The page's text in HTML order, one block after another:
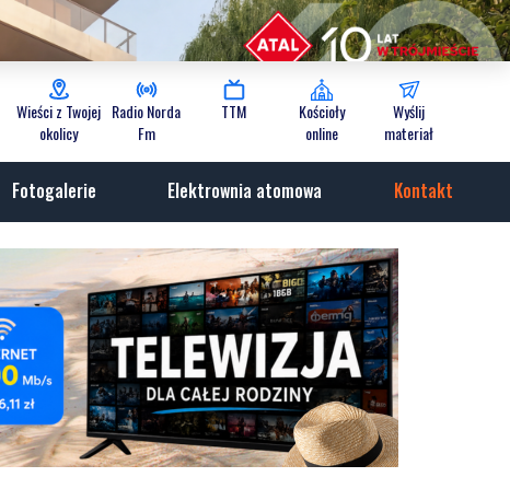
Wieści z Twojej
okolicy
Radio Norda
Fm
TTM
Kościoły
online
Wyślij
materiał
Fotogalerie Elektrownia atomowa Kontakt